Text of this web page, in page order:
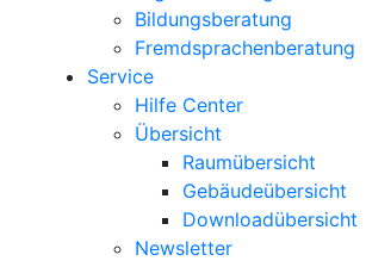
Bildungsberatung
Fremdsprachenberatung
Service
Hilfe Center
Übersicht
Raumübersicht
Gebäudeübersicht
Downloadübersicht
Newsletter